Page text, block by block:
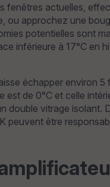
fenêtres actuelles,
ou approchez une
potentielles sont
inférieure à 17°C en
échapper environ
est de 0°C et celle
double vitrage
peuvent être